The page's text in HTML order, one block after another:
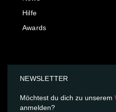
Hilfe
Awards
NEWSLETTER
Möchtest du dich zu unserem
anmelden?